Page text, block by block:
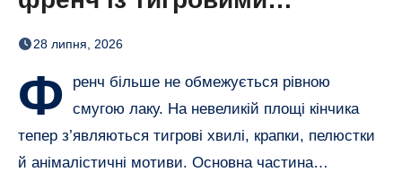
смугами, квітами і хвилями
28 липня, 2026
Ф
ренч більше не обмежується рівною
смугою лаку. На невеликій площі кінчика
тепер з’являються тигрові хвилі, крапки, пелюстки
й анімалістичні мотиви. Основна частина…